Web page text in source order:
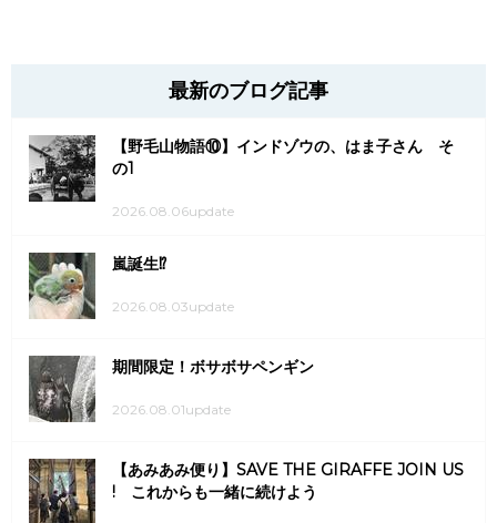
最新のブログ記事
【野毛山物語⑩】インドゾウの、はま子さん そ
の1
2026.08.06update
嵐誕生⁉
2026.08.03update
期間限定！ボサボサペンギン
2026.08.01update
【あみあみ便り】SAVE THE GIRAFFE JOIN US
! これからも一緒に続けよう